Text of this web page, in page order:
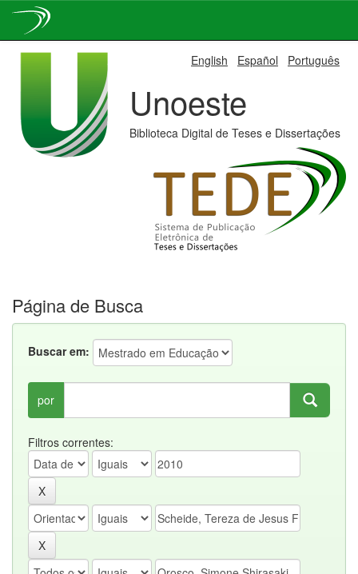
English Español Português
Unoeste
Biblioteca Digital de Teses e Dissertações
Página de Busca
Buscar em:
por
Filtros correntes: